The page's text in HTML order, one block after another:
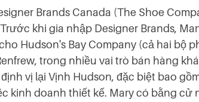
Brands Canada (The Shoe
khi gia nhập Designer Brands,
Hudson's Bay Company (cả hai bộ
trong nhiều vai trò bán hàng
vị lại Vịnh Hudson, đặc biệt bao
kinh doanh thiết kế. Mary có bằng cử